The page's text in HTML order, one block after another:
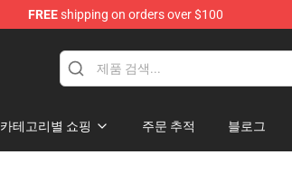
FREEshipping on orders over $100
카테고리별 쇼핑 주문 추적 블로그